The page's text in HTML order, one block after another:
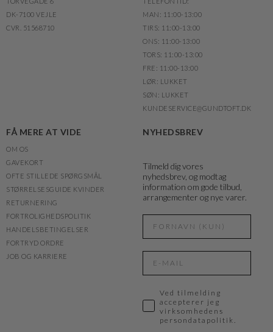
DK-7100 VEJLE
CVR. 51568710
MAN: 11:00-13:00
TIRS: 11:00-13:00
ONS: 11:00-13:00
TORS: 11:00-13:00
FRE: 11:00-13:00
LØR: LUKKET
SØN: LUKKET
KUNDESERVICE@GUNDTOFT.DK
FÅ MERE AT VIDE
OM OS
GAVEKORT
OFTE STILLEDE SPØRGSMÅL
STØRRELSESGUIDE KVINDER
RETURNERING
FORTROLIGHEDSPOLITIK
HANDELSBETINGELSER
FORTRYD ORDRE
JOB OG KARRIERE
NYHEDSBREV
Tilmeld dig vores
nyhedsbrev, og modtag
information om gode tilbud,
arrangementer og nye varer.
Ved tilmelding
accepterer jeg
virksomhedens
persondatapolitik.